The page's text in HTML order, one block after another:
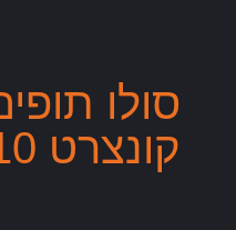
סולו
קונצרט 2010